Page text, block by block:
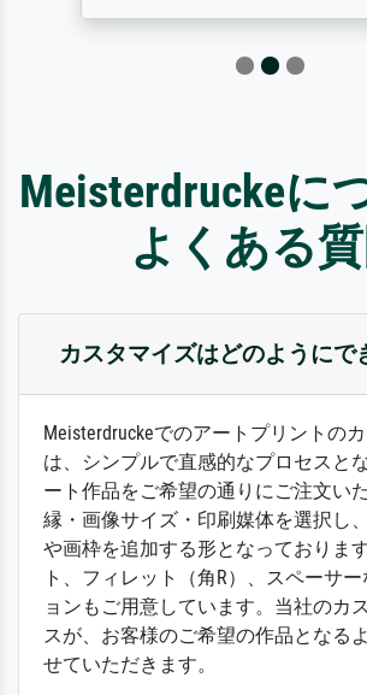
Meisterdruckeに
よくある
カスタマイズはどのようにで
Meisterdruckeでのアートプリントの
は、シンプルで直感的なプロセスと
ート作品をご希望の通りにご注文い
縁・画像サイズ・印刷媒体を選択し
や画枠を追加する形となっておりま
ト、フィレット（角R）、スペーサ
ョンもご用意しています。当社のカ
スが、お客様のご希望の作品となる
せていただきます。